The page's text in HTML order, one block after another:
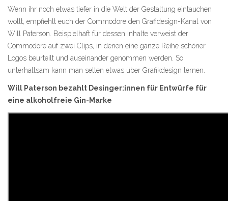
Wenn ihr noch etwas tiefer in die Welt der Gestaltung eintauchen
wollt, empfiehlt euch der Commodore den Grafidesign-Kanal von
Will Paterson. Beispielhaft für dessen Inhalte verweist der
Commodore auf zwei Clips, in denen eine ganze Reihe schöner
Logos beurteilt und auseinander genommen werden. So
unterhaltsam kann man selten etwas über Grafikdesign lernen.
Will Paterson bezahlt Desinger:innen für Entwürfe für
eine alkoholfreie Gin-Marke